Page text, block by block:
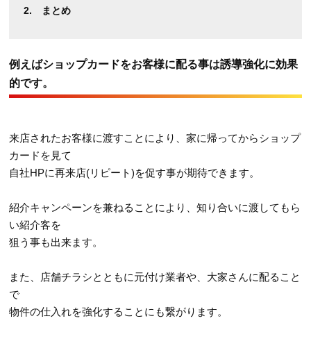
まとめ
例えばショップカードをお客様に配る事は誘導強化に効果
的です。
来店されたお客様に渡すことにより、家に帰ってからショップ
カードを見て
自社HPに再来店(リピート)を促す事が期待できます。
紹介キャンペーンを兼ねることにより、知り合いに渡してもら
い紹介客を
狙う事も出来ます。
また、店舗チラシとともに元付け業者や、大家さんに配ること
で
物件の仕入れを強化することにも繋がります。